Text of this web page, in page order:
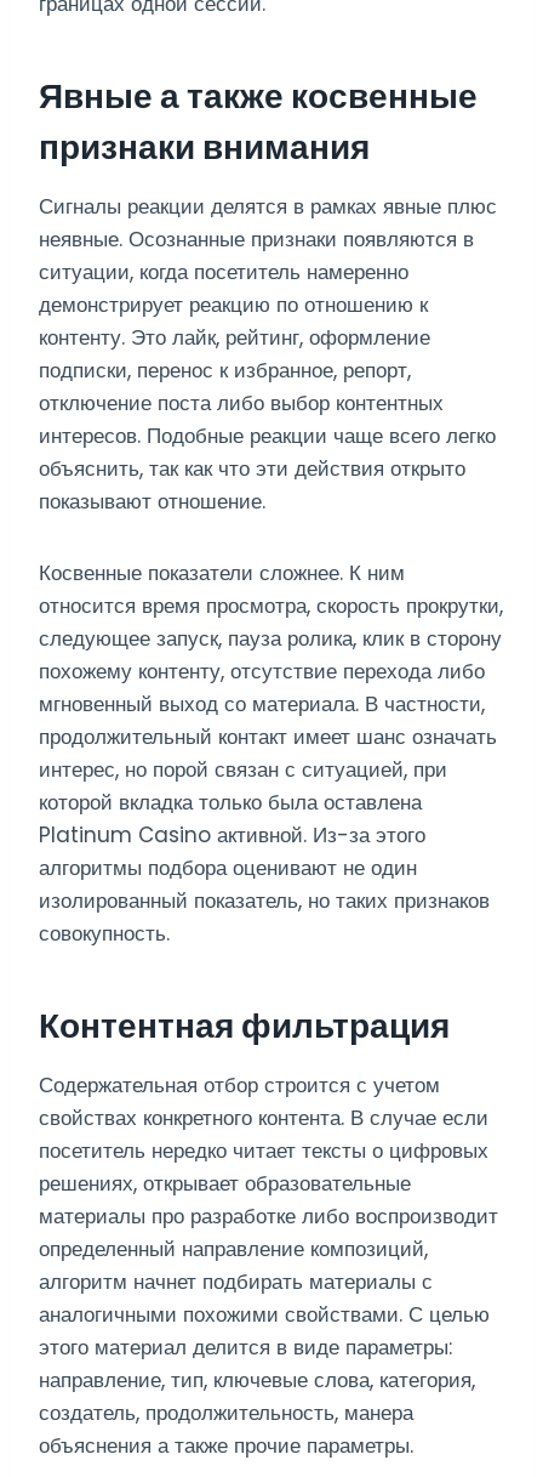
Явные а также косвенные
признаки внимания
Сигналы реакции делятся в рамках явные плюс
неявные. Осознанные признаки появляются в
ситуации, когда посетитель намеренно
демонстрирует реакцию по отношению к
контенту. Это лайк, рейтинг, оформление
подписки, перенос к избранное, репорт,
отключение поста либо выбор контентных
интересов. Подобные реакции чаще всего легко
объяснить, так как что эти действия открыто
показывают отношение.
Косвенные показатели сложнее. К ним
относится время просмотра, скорость прокрутки,
следующее запуск, пауза ролика, клик в сторону
похожему контенту, отсутствие перехода либо
мгновенный выход со материала. В частности,
продолжительный контакт имеет шанс означать
интерес, но порой связан с ситуацией, при
которой вкладка только была оставлена
Platinum Casino активной. Из-за этого
алгоритмы подбора оценивают не один
изолированный показатель, но таких признаков
совокупность.
Контентная фильтрация
Содержательная отбор строится с учетом
свойствах конкретного контента. В случае если
посетитель нередко читает тексты о цифровых
решениях, открывает образовательные
материалы про разработке либо воспроизводит
определенный направление композиций,
алгоритм начнет подбирать материалы с
аналогичными похожими свойствами. С целью
этого материал делится в виде параметры:
направление, тип, ключевые слова, категория,
создатель, продолжительность, манера
объяснения а также прочие параметры.